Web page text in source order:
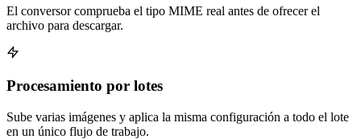
El conversor comprueba el tipo MIME real antes de ofrecer el
archivo para descargar.
Procesamiento por lotes
Sube varias imágenes y aplica la misma configuración a todo el lote
en un único flujo de trabajo.